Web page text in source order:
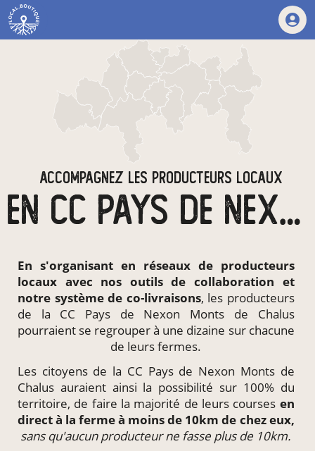
ACCOMPAGNEZ LES PRODUCTEURS LOCAUX
EN CC PAYS DE NEXON MONTS DE CHALUS
En s'organisant en réseaux de producteurs
locaux avec nos outils de collaboration et
notre système de co-livraisons, les producteurs
de la CC Pays de Nexon Monts de Chalus
pourraient se regrouper à une dizaine sur chacune
de leurs fermes.
Les citoyens de la CC Pays de Nexon Monts de
Chalus auraient ainsi la possibilité sur 100% du
territoire, de faire la majorité de leurs courses en
direct à la ferme à moins de 10km de chez eux,
sans qu'aucun producteur ne fasse plus de 10km.